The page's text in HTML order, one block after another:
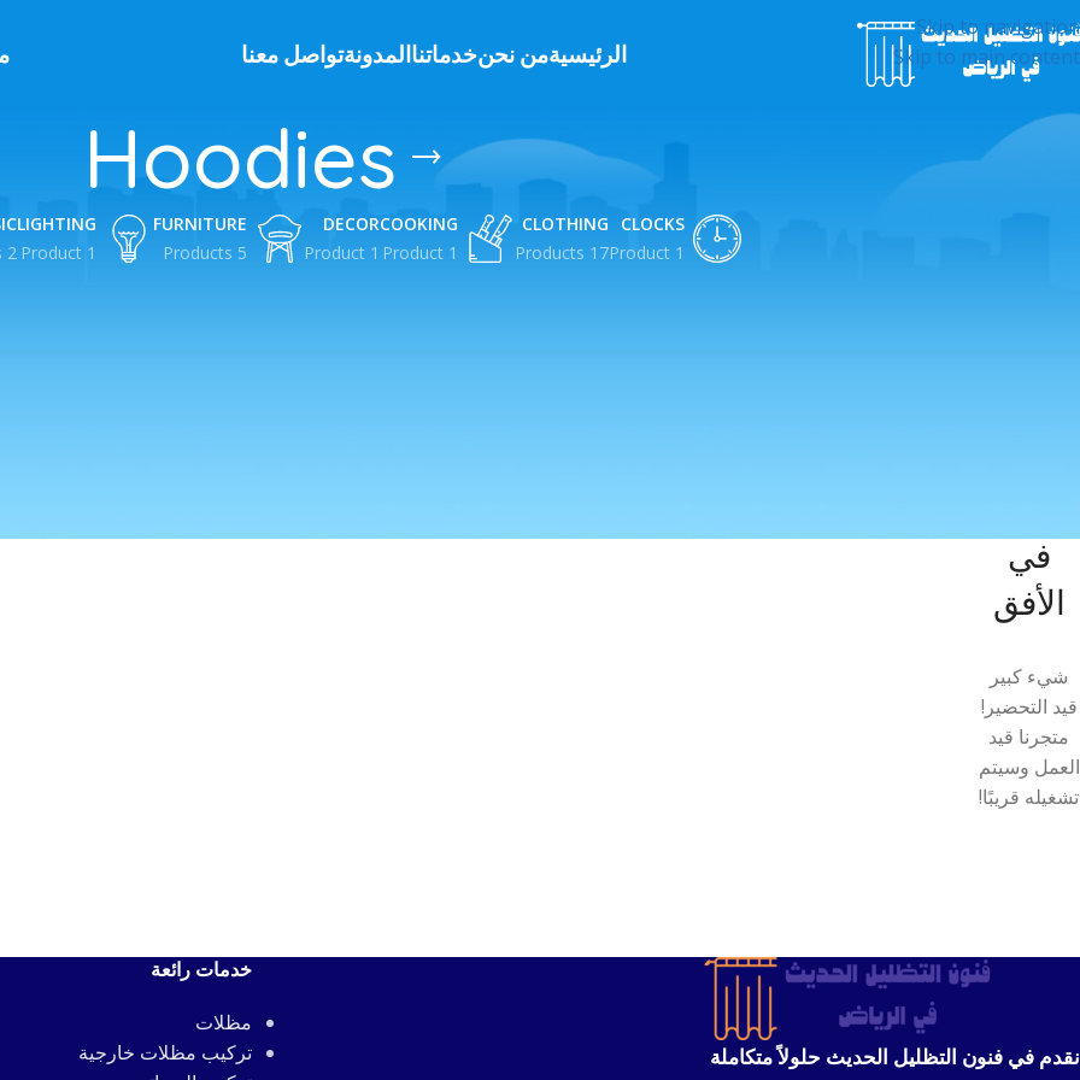
Skip to navigation
Skip to main content
الرئيسيةمن نحنخدماتناالمدونةتواصل معنا
Hoodies
CLOCKS
1 Product
CLOTHING
17 Products
COOKING
1 Product
DECOR
1 Product
FURNITURE
5 Products
LIGHTING
1 Product
2 Products
في
الأفق
شيء كبير
قيد التحضير!
متجرنا قيد
العمل وسيتم
تشغيله قريبًا!
نقدم في فنون التظليل الحديث حلولاً متكاملة
خدمات رائعة
مظلات
تركيب مظلات خارجية